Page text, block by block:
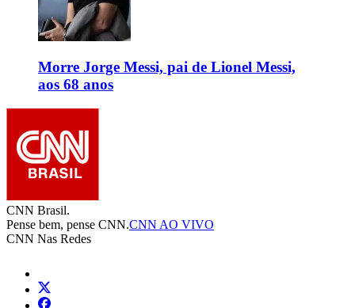
Morre Jorge Messi, pai de Lionel Messi,
aos 68 anos
CNN Brasil.
Pense bem, pense CNN.CNN AO VIVO
CNN Nas Redes